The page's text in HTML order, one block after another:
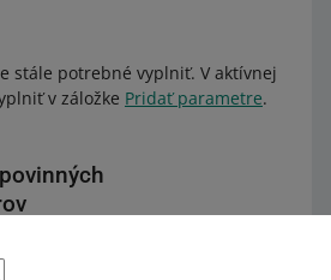
stále potrebné vyplniť. V aktívnej
v záložke Pridať parametre.